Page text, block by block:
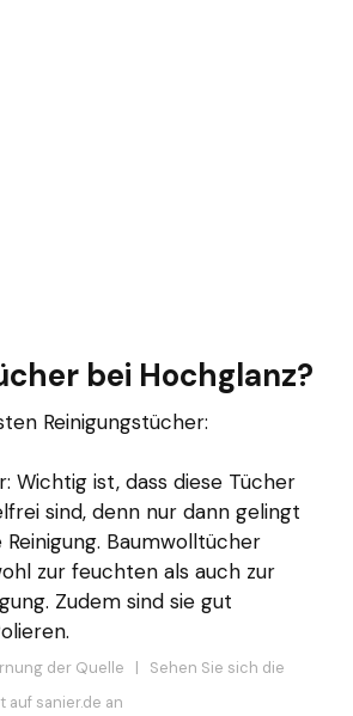
bei Hochglanz?
Reinigungstücher:
Wichtig ist, dass diese Tücher
sind, denn nur dann gelingt
Baumwolltücher
zur feuchten als auch zur
Zudem sind sie gut
der Quelle | Sehen Sie sich die
sanier.de an